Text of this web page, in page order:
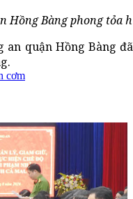
Hồng Bàng phong tỏa
an quận Hồng Bàng
cơm